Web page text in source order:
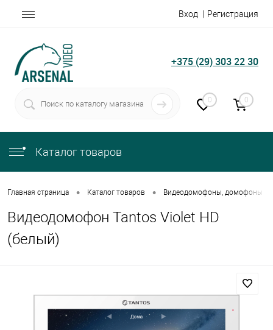
Вход Регистрация
+375 (29) 303 22 30
0 0
Каталог товаров
Главная страница • Каталог товаров • Видеодомофоны, домофоны
Видеодомофон Tantos Violet HD
(белый)